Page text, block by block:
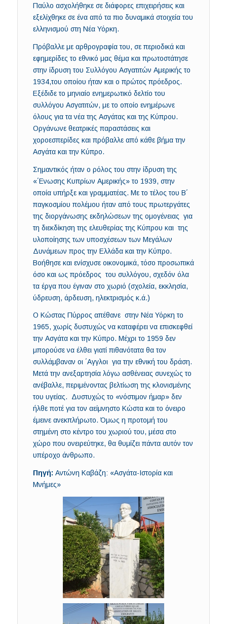
Παύλο ασχολήθηκε σε διάφορες επιχειρήσεις και
εξελίχθηκε σε ένα από τα πιο δυναμικά στοιχεία του
ελληνισμού στη Νέα Υόρκη.
Πρόβαλλε με αρθρογραφία του, σε περιοδικά και
εφημερίδες το εθνικό μας θέμα και πρωτοστάτησε
στην ίδρυση του Συλλόγου Ασγατιτών Αμερικής το
1934,του οποίου ήταν και ο πρώτος πρόεδρος.
Εξέδιδε το μηνιαίο ενημερωτικό δελτίο του
συλλόγου Ασγατιτών, με το οποίο ενημέρωνε
όλους για τα νέα της Ασγάτας και της Κύπρου.
Οργάνωνε θεατρικές παραστάσεις και
χοροεσπερίδες και πρόβαλλε από κάθε βήμα την
Ασγάτα και την Κύπρο.
Σημαντικός ήταν ο ρόλος του στην ίδρυση της
«΄Ενωσης Κυπρίων Αμερικής» το 1939, στην
οποία υπήρξε και γραμματέας. Με το τέλος του Β΄
παγκοσμίου πολέμου ήταν από τους πρωτεργάτες
της διοργάνωσης εκδηλώσεων της ομογένειας για
τη διεκδίκηση της ελευθερίας της Κύπρου και της
υλοποίησης των υποσχέσεων των Μεγάλων
Δυνάμεων προς την Ελλάδα και την Κύπρο.
Βοήθησε και ενίσχυσε οικονομικά, τόσο προσωπικά
όσο και ως πρόεδρος του συλλόγου, σχεδόν όλα
τα έργα που έγιναν στο χωριό (σχολεία, εκκλησία,
ύδρευση, άρδευση, ηλεκτρισμός κ.ά.)
Ο Κώστας Πύρρος απέθανε στην Νέα Υόρκη το
1965, χωρίς δυστυχώς να καταφέρει να επισκεφθεί
την Ασγάτα και την Κύπρο. Μέχρι το 1959 δεν
μπορούσε να έλθει γιατί πιθανότατα θα τον
συλλάμβαναν οι ΄Αγγλοι για την εθνική του δράση.
Μετά την ανεξαρτησία λόγω ασθένειας συνεχώς το
ανέβαλλε, περιμένοντας βελτίωση της κλονισμένης
του υγείας. Δυστυχώς το «νόστιμον ήμαρ» δεν
ήλθε ποτέ για τον αείμνηστο Κώστα και το όνειρο
έμεινε ανεκπλήρωτο. Όμως η προτομή του
στημένη στο κέντρο του χωριού του, μέσα στο
χώρο που ονειρεύτηκε, θα θυμίζει πάντα αυτόν τον
υπέροχο άνθρωπο.
Πηγή: Αντώνη Καβάζη: «Ασγάτα-Ιστορία και
Μνήμες»